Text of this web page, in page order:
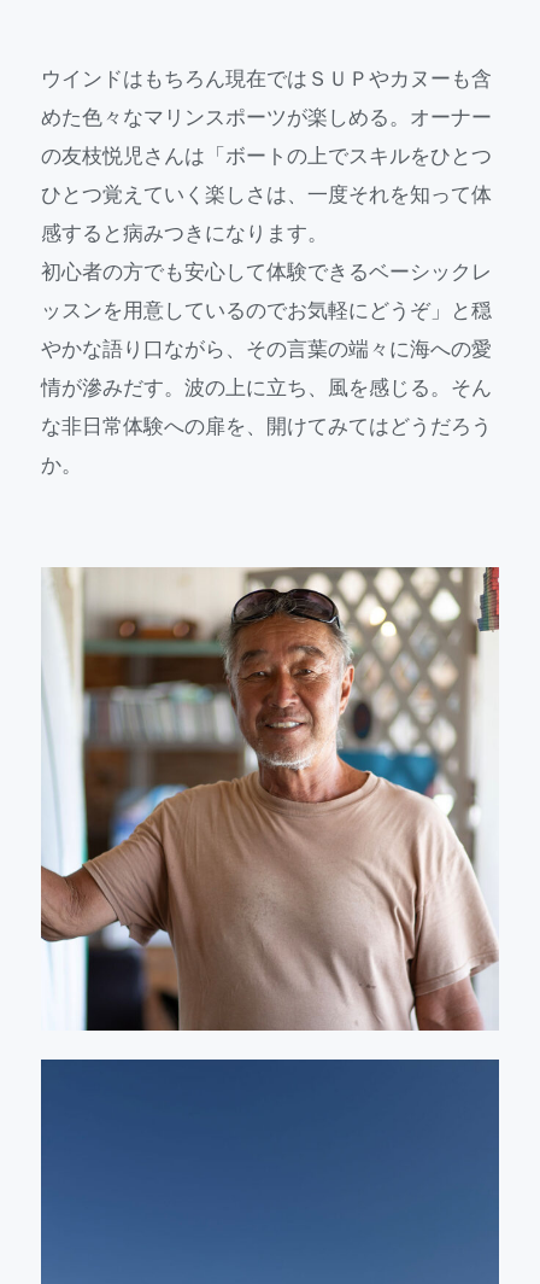
ウインドはもちろん現在ではＳＵＰやカヌーも含
めた色々なマリンスポーツが楽しめる。オーナー
の友枝悦児さんは「ボートの上でスキルをひとつ
ひとつ覚えていく楽しさは、一度それを知って体
感すると病みつきになります。
初心者の方でも安心して体験できるベーシックレ
ッスンを用意しているのでお気軽にどうぞ」と穏
やかな語り口ながら、その言葉の端々に海への愛
情が滲みだす。波の上に立ち、風を感じる。そん
な非日常体験への扉を、開けてみてはどうだろう
か。